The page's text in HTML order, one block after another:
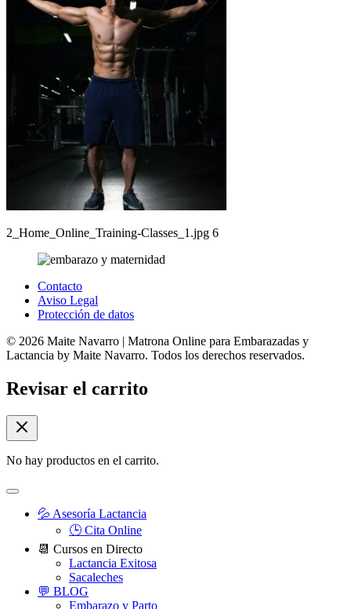
2_Home_Online_Training-Classes_1.jpg 6
Contacto
Aviso Legal
Protección de datos
© 2026 Maite Navarro | Matrona Online para Embarazadas y
Lactancia by Maite Navarro. Todos los derechos reservados.
Revisar el carrito
No hay productos en el carrito.
💦 Asesoría Lactancia
🕒 Cita Online
📆 Cursos en Directo
Lactancia Exitosa
Sacaleches
💬 BLOG
Embarazo y Parto